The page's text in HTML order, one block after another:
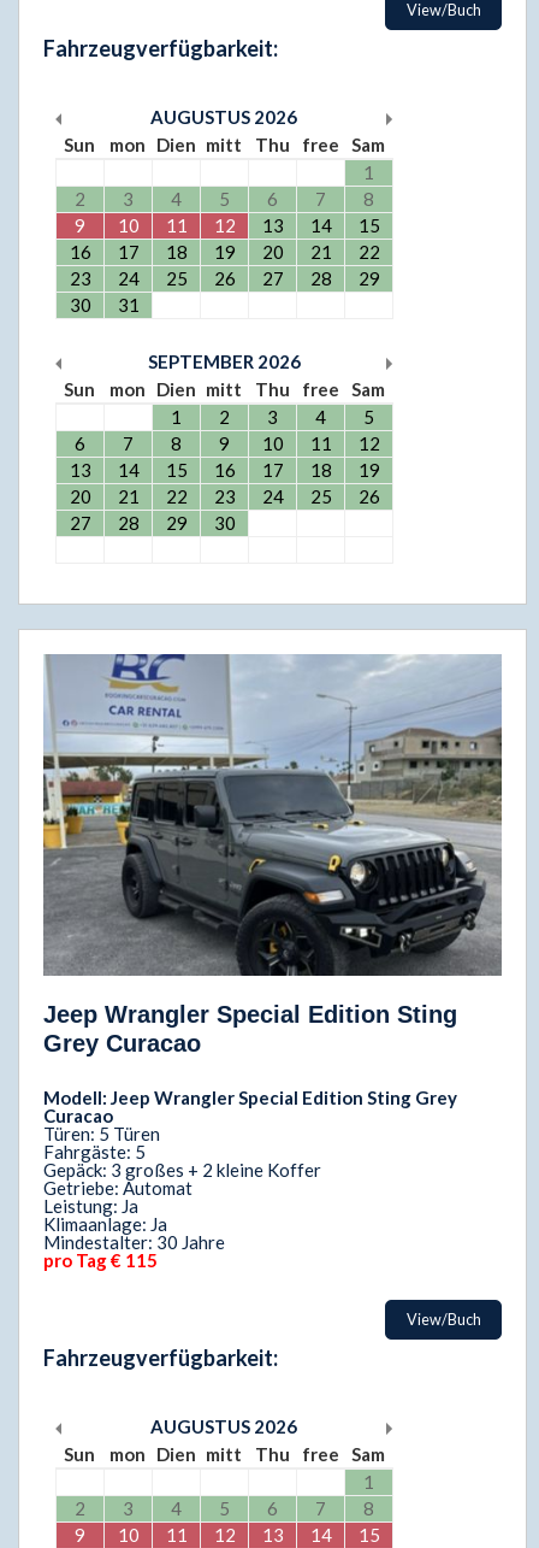
View/Buch
Fahrzeugverfügbarkeit:
AUGUSTUS 2026
Sun
mon Dien mitt Thu free
Sam
1
2
3 4 5 6 7
8
9
10 11 12 13 14
15
16
17 18 19 20 21
22
23
24 25 26 27 28
29
30
31
SEPTEMBER 2026
Sun
mon Dien mitt Thu free
Sam
1
2 3 4
5
6
7 8 9 10 11
12
13
14 15 16 17 18
19
20
21 22 23 24 25
26
27
28 29 30
Jeep Wrangler Special Edition Sting
Grey Curacao
Modell: Jeep Wrangler Special Edition Sting Grey
Curacao
Türen: 5 Türen
Fahrgäste: 5
Gepäck: 3 großes + 2 kleine Koffer
Getriebe: Automat
Leistung: Ja
Klimaanlage: Ja
Mindestalter: 30 Jahre
pro Tag € 115
View/Buch
Fahrzeugverfügbarkeit:
AUGUSTUS 2026
Sun
mon Dien mitt Thu free
Sam
1
2
3 4 5 6 7
8
9
10 11 12 13 14
15